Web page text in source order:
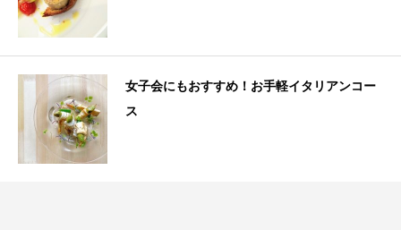
女子会にもおすすめ！お手軽イタリアンコー
ス